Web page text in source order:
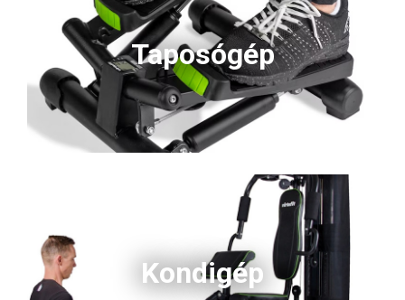
Taposógép
Kondigép